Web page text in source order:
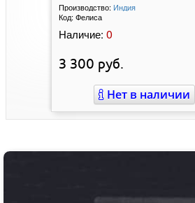
Производство: Индия
Код: Фелиса
Наличие: 0
3 300 руб.
Нет в наличии